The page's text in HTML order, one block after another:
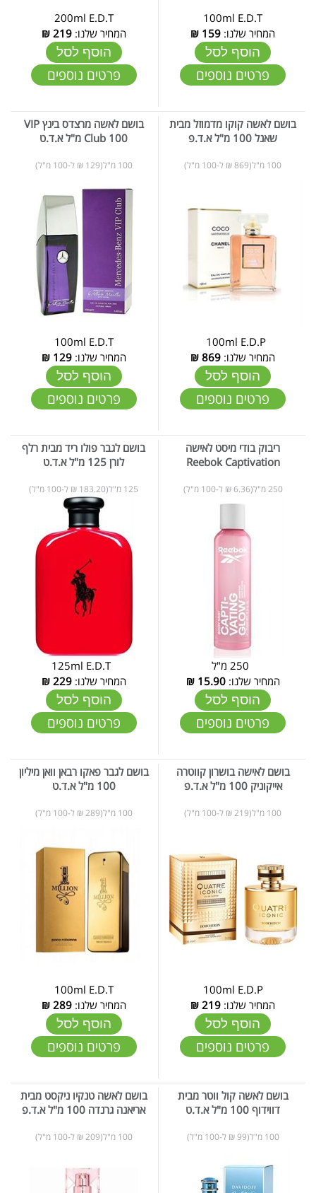
100ml E.D.T
המחיר שלנו: 159
₪
הוסף לסל
פרטים נוספים
200ml E.D.T
המחיר שלנו:219
₪
הוסף לסל
פרטים נוספים
בושם לאשה קוקו מדמוזל מבית
שאנל 100 מ"ל א.ד.פ
100 מ"ל(869 ₪ ל-100 מ"ל)
100ml E.D.P
המחיר שלנו: 869
₪
הוסף לסל
פרטים נוספים
בושם לאשה מרצדס בינץ VIP
Club 100 מ"ל א.ד.ט
100 מ"ל(129 ₪ ל-100 מ"ל)
100ml E.D.T
המחיר שלנו:129
₪
הוסף לסל
פרטים נוספים
ריבוק בודי מיסט לאישה
Reebok Captivation
250 מ"ל(6.36 ₪ ל-100 מ"ל)
המחיר שלנו:15.90
₪
הוסף לסל
פרטים נוספים
בושם לגבר פולו ריד מבית רלף
לורן 125 מ"ל א.ד.ט
125 מ"ל(183.20 ₪ ל-100 מ"ל)
125ml E.D.T
המחיר שלנו:229
₪
הוסף לסל
פרטים נוספים
בושם לאישה בושרון קווטרה
אייקוניק 100 מ"ל א.ד.פ
100 מ"ל(219 ₪ ל-100 מ"ל)
100ml E.D.P
המחיר שלנו: 219
₪
הוסף לסל
פרטים נוספים
בושם לגבר פאקו רבאן וואן מיליון
100 מ"ל א.ד.ט
100 מ"ל(289 ₪ ל-100 מ"ל)
100ml E.D.T
המחיר שלנו:289
₪
הוסף לסל
פרטים נוספים
בושם לאשה קול ווטר מבית
דווידוף 100 מ"ל א.ד.ט
100 מ"ל(99 ₪ ל-100 מ"ל)
בושם לאשה טנקיו ניקסט מבית
אריאנה גרנדה 100 מ"ל א.ד.פ
100 מ"ל(209 ₪ ל-100 מ"ל)